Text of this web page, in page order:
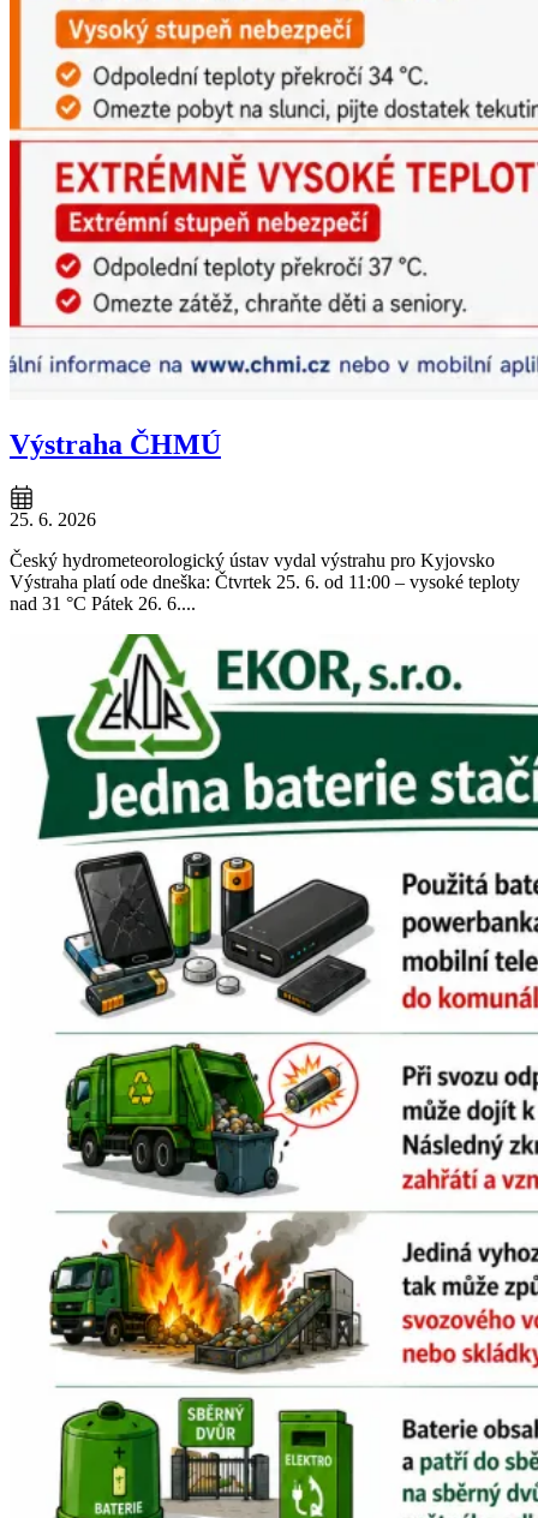
Výstraha ČHMÚ
25. 6. 2026
Český hydrometeorologický ústav vydal výstrahu pro Kyjovsko
Výstraha platí ode dneška: Čtvrtek 25. 6. od 11:00 – vysoké teploty
nad 31 °C Pátek 26. 6....